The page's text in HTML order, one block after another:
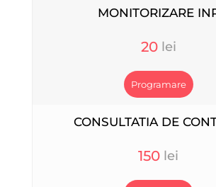
MONITORIZARE
20
Programare
CONSULTATIA DE
150